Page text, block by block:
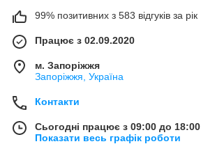
99% позитивних з 583 відгуків за рік
Працює з 02.09.2020
м. Запоріжжя
Запоріжжя, Україна
Контакти
Сьогодні працює з 09:00 до 18:00
Показати весь графік роботи